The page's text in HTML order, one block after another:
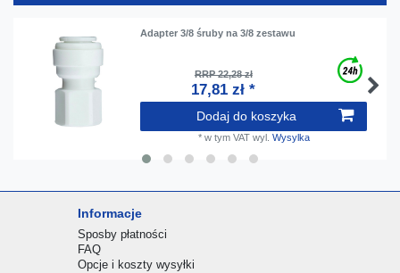
Adapter 3/8 śruby na 3/8 zestawu
RRP 22,28 zł
17,81 zł *
Dodaj do koszyka
* w tym VATwyl. Wysylka
Informacje
Sposby płatności
FAQ
Opcje i koszty wysyłki